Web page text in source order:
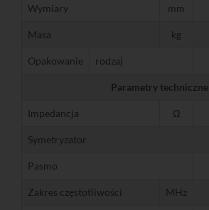
Wymiary mm
Masa kg
Opakowanie rodzaj
Parametry techniczne
Impedancja Ω
Symetryzator
Pasmo
Zakres częstotliwości MHz